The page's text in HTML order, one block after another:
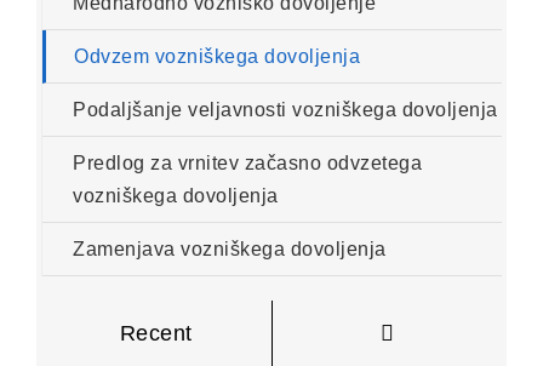
Odvzem vozniškega dovoljenja
Podaljšanje veljavnosti vozniškega dovoljenja
Predlog za vrnitev začasno odvzetega
vozniškega dovoljenja
Zamenjava vozniškega dovoljenja
Recent